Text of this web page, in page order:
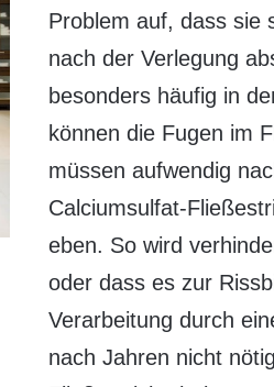
Problem auf, dass sie
nach der Verlegung
besonders häufig in
können die Fugen im
müssen aufwendig
Calciumsulfat-
eben. So wird
oder dass es zur
Verarbeitung durch
nach Jahren nicht